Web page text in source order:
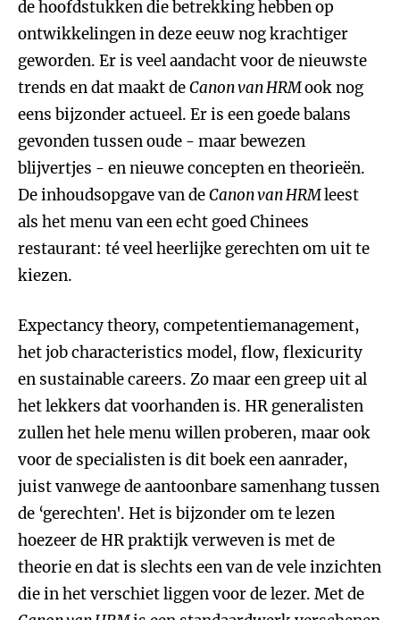
de hoofdstukken die betrekking hebben op
ontwikkelingen in deze eeuw nog krachtiger
geworden. Er is veel aandacht voor de nieuwste
trends en dat maakt deCanon van HRMook nog
eens bijzonder actueel. Er is een goede balans
gevonden tussen oude - maar bewezen
blijvertjes - en nieuwe concepten en theorieën.
De inhoudsopgave van deCanon van HRMleest
als het menu van een echt goed Chinees
restaurant: té veel heerlijke gerechten om uit te
kiezen.
Expectancy theory, competentiemanagement,
het job characteristics model, flow, flexicurity
en sustainable careers. Zo maar een greep uit al
het lekkers dat voorhanden is. HR generalisten
zullen het hele menu willen proberen, maar ook
voor de specialisten is dit boek een aanrader,
juist vanwege de aantoonbare samenhang tussen
de ‘gerechten'. Het is bijzonder om te lezen
hoezeer de HR praktijk verweven is met de
theorie en dat is slechts een van de vele inzichten
die in het verschiet liggen voor de lezer. Met de